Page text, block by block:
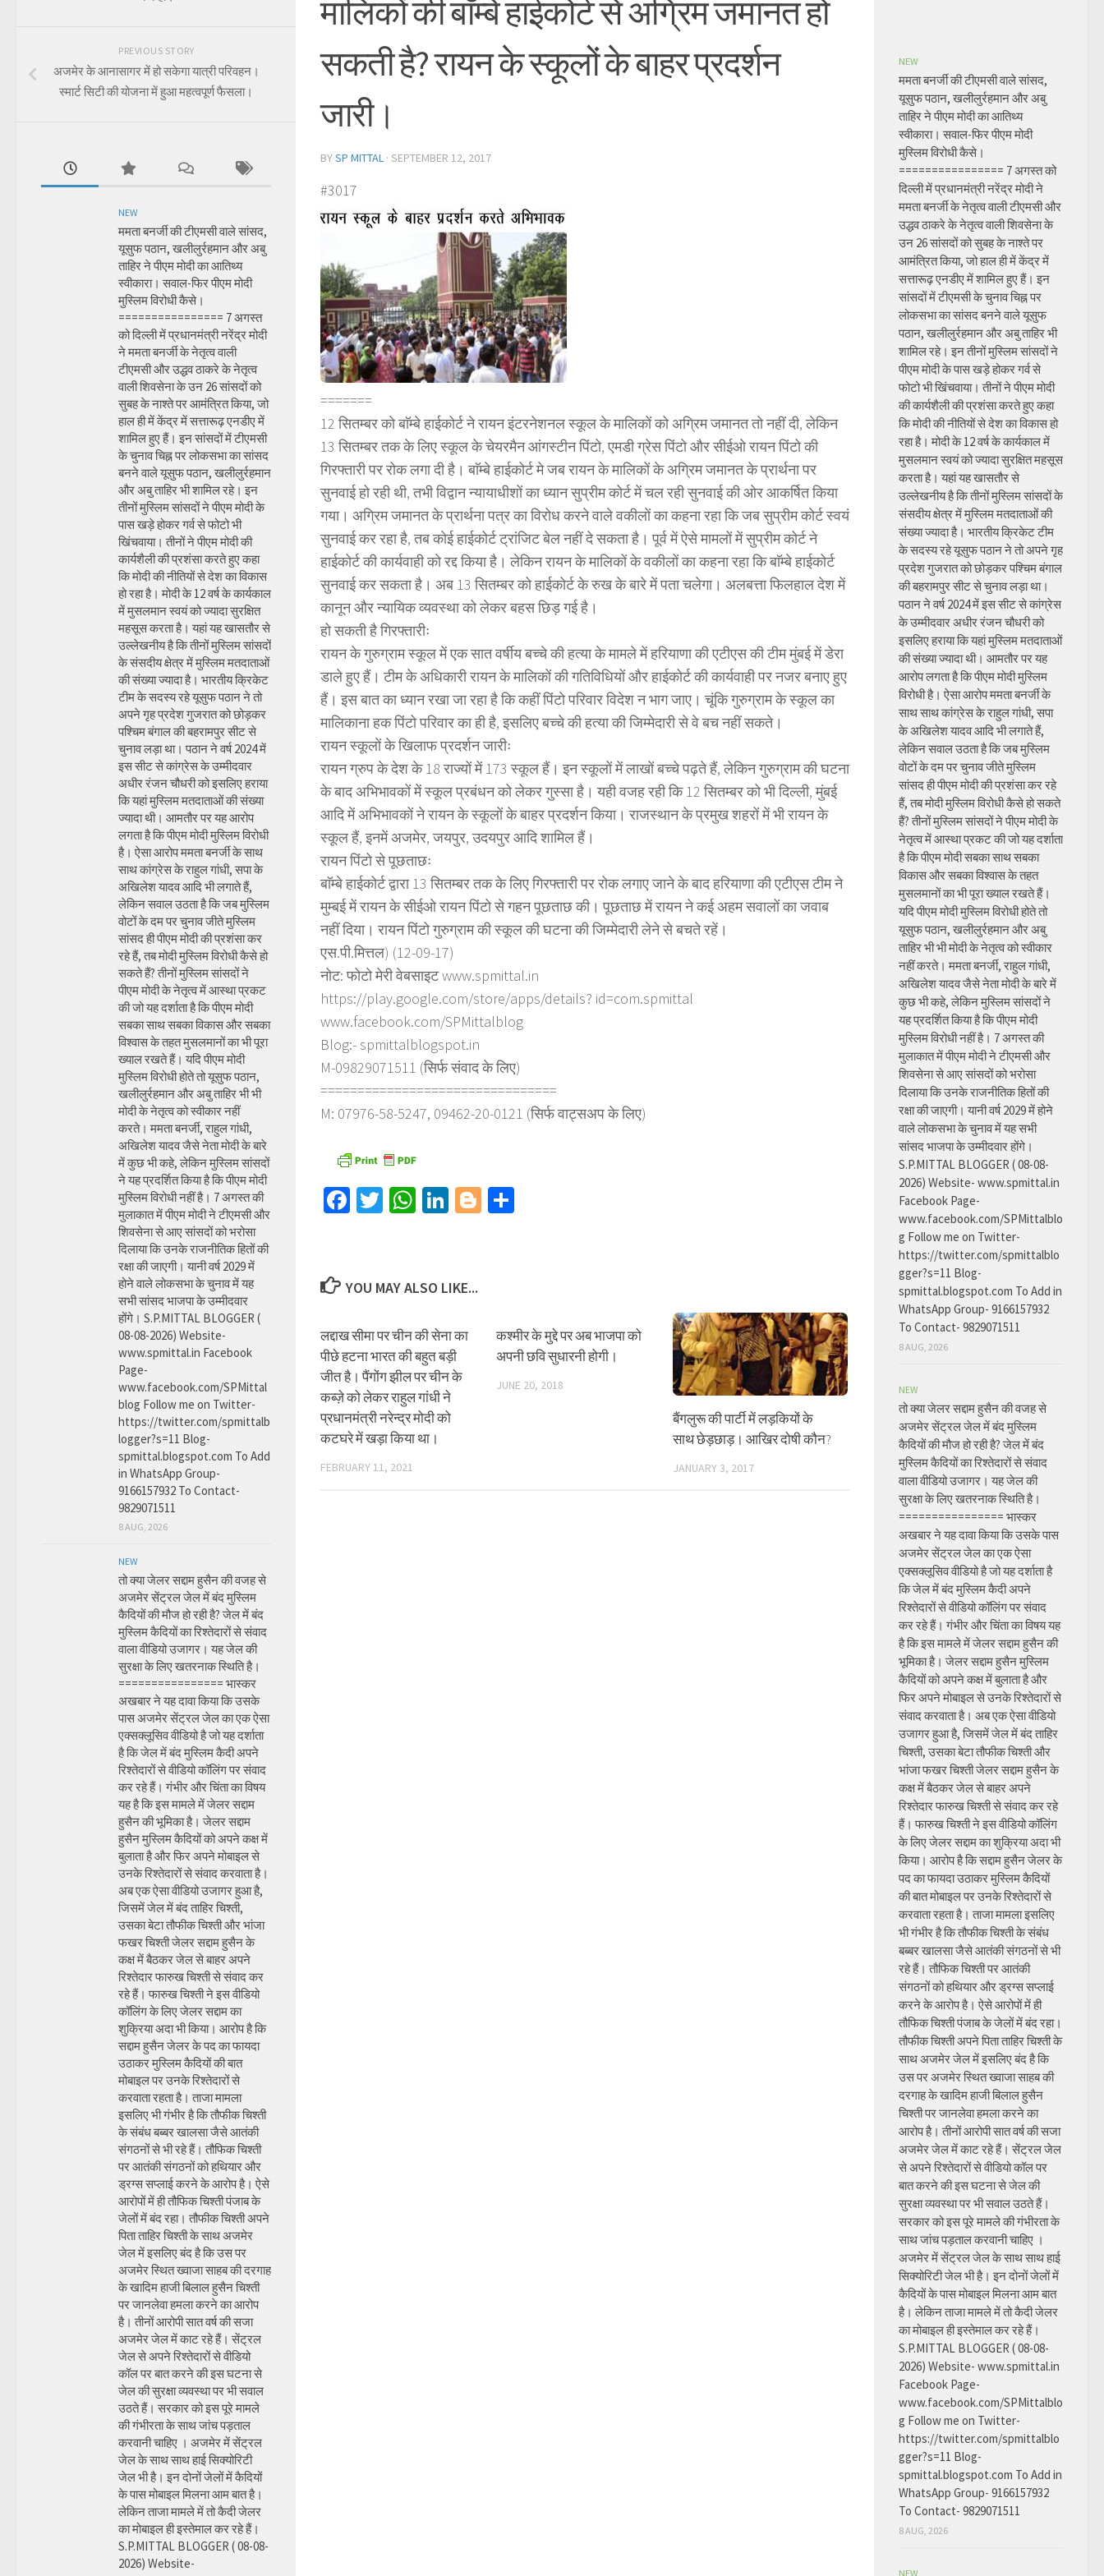
मालिकों की बाॅम्बे हाईकोर्ट से अग्रिम जमानत हो
सकती है? रायन के स्कूलों के बाहर प्रदर्शन
जारी।
BYSP MITTAL · SEPTEMBER 12, 2017
#3017
=======
12 सितम्बर को बाॅम्बे हाईकोर्ट ने रायन इंटरनेशनल स्कूल के मालिकों को अग्रिम जमानत तो नहीं दी, लेकिन
13 सितम्बर तक के लिए स्कूल के चेयरमैन आंगस्टीन पिंटो, एमडी ग्रेस पिंटो और सीईओ रायन पिंटो की
गिरफ्तारी पर रोक लगा दी है। बाॅम्बे हाईकोर्ट मे जब रायन के मालिकों के अग्रिम जमानत के प्रार्थना पर
सुनवाई हो रही थी, तभी विद्वान न्यायाधीशों का ध्यान सुप्रीम कोर्ट में चल रही सुनवाई की ओर आकर्षित किया
गया। अग्रिम जमानत के प्रार्थना पत्र का विरोध करने वाले वकीलों का कहना रहा कि जब सुप्रीम कोर्ट स्वयं
सुनवाई कर रहा है, तब कोई हाईकोर्ट ट्रांजिट बेल नहीं दे सकता है। पूर्व में ऐसे मामलों में सुप्रीम कोर्ट ने
हाईकोर्ट की कार्यवाही को रद्द किया है। लेकिन रायन के मालिकों के वकीलों का कहना रहा कि बाॅम्बे हाईकोर्ट
सुनवाई कर सकता है। अब 13 सितम्बर को हाईकोर्ट के रुख के बारे में पता चलेगा। अलबत्ता फिलहाल देश में
कानून और न्यायिक व्यवस्था को लेकर बहस छिड़ गई है।
हो सकती है गिरफ्तारीः
रायन के गुरुग्राम स्कूल में एक सात वर्षीय बच्चे की हत्या के मामले में हरियाणा की एटीएस की टीम मुंबई में डेरा
डाले हुए हैं। टीम के अधिकारी रायन के मालिकों की गतिविधियों और हाईकोर्ट की कार्यवाही पर नजर बनाए हुए
हैं। इस बात का ध्यान रखा जा रहा है कि कहीं पिंटो परिवार विदेश न भाग जाए। चूंकि गुरुग्राम के स्कूल का
मालिकाना हक पिंटो परिवार का ही है, इसलिए बच्चे की हत्या की जिम्मेदारी से वे बच नहीं सकते।
रायन स्कूलों के खिलाफ प्रदर्शन जारीः
रायन ग्रुप के देश के 18 राज्यों में 173 स्कूल हैं। इन स्कूलों में लाखों बच्चे पढ़ते हैं, लेकिन गुरुग्राम की घटना
के बाद अभिभावकों में स्कूल प्रबंधन को लेकर गुस्सा है। यही वजह रही कि 12 सितम्बर को भी दिल्ली, मुंबई
आदि में अभिभावकों ने रायन के स्कूलों के बाहर प्रदर्शन किया। राजस्थान के प्रमुख शहरों में भी रायन के
स्कूल हैं, इनमें अजमेर, जयपुर, उदयपुर आदि शामिल हैं।
रायन पिंटो से पूछताछः
बाॅम्बे हाईकोर्ट द्वारा 13 सितम्बर तक के लिए गिरफ्तारी पर रोक लगाए जाने के बाद हरियाणा की एटीएस टीम ने
मुम्बई में रायन के सीईओ रायन पिंटो से गहन पूछताछ की। पूछताछ में रायन ने कई अहम सवालों का जवाब
नहीं दिया। रायन पिंटो गुरुग्राम की स्कूल की घटना की जिम्मेदारी लेने से बचते रहें।
एस.पी.मित्तल) (12-09-17)
नोट: फोटो मेरी वेबसाइट www.spmittal.in
https://play.google.com/store/apps/details? id=com.spmittal
www.facebook.com/SPMittalblog
Blog:- spmittalblogspot.in
M-09829071511 (सिर्फ संवाद के लिए)
================================
M: 07976-58-5247, 09462-20-0121 (सिर्फ वाट्सअप के लिए)
Facebook
TwitterWhatsApp
LinkedIn
Blogger
YOU MAY ALSO LIKE...
लद्दाख सीमा पर चीन की सेना का
पीछे हटना भारत की बहुत बड़ी
जीत है। पैंगोंग झील पर चीन के
कब्ज़े को लेकर राहुल गांधी ने
प्रधानमंत्री नरेन्द्र मोदी को
कटघरे में खड़ा किया था।
FEBRUARY 11, 2021
कश्मीर के मुद्दे पर अब भाजपा को
अपनी छवि सुधारनी होगी।
JUNE 20, 2018
बैंगलुरू की पार्टी में लड़कियों के
साथ छेड़छाड़। आखिर दोषी कौन?
JANUARY 3, 2017
PREVIOUS STORY
अजमेर के आनासागर में हो सकेगा यात्री परिवहन।
स्मार्ट सिटी की योजना में हुआ महत्वपूर्ण फैसला।
NEW
ममता बनर्जी की टीएमसी वाले सांसद,
यूसुफ पठान, खलीलुर्रहमान और अबु
ताहिर ने पीएम मोदी का आतिथ्य
स्वीकारा। सवाल-फिर पीएम मोदी
मुस्लिम विरोधी कैसे।
================ 7 अगस्त
को दिल्ली में प्रधानमंत्री नरेंद्र मोदी
ने ममता बनर्जी के नेतृत्व वाली
टीएमसी और उद्धव ठाकरे के नेतृत्व
वाली शिवसेना के उन 26 सांसदों को
सुबह के नाश्ते पर आमंत्रित किया, जो
हाल ही में केंद्र में सत्तारूढ़ एनडीए में
शामिल हुए हैं। इन सांसदों में टीएमसी
के चुनाव चिह्न पर लोकसभा का सांसद
बनने वाले यूसुफ पठान, खलीलुर्रहमान
और अबु ताहिर भी शामिल रहे। इन
तीनों मुस्लिम सांसदों ने पीएम मोदी के
पास खड़े होकर गर्व से फोटो भी
खिंचवाया। तीनों ने पीएम मोदी की
कार्यशैली की प्रशंसा करते हुए कहा
कि मोदी की नीतियों से देश का विकास
हो रहा है। मोदी के 12 वर्ष के कार्यकाल
में मुसलमान स्वयं को ज्यादा सुरक्षित
महसूस करता है। यहां यह खासतौर से
उल्लेखनीय है कि तीनों मुस्लिम सांसदों
के संसदीय क्षेत्र में मुस्लिम मतदाताओं
की संख्या ज्यादा है। भारतीय क्रिकेट
टीम के सदस्य रहे यूसुफ पठान ने तो
अपने गृह प्रदेश गुजरात को छोड़कर
पश्चिम बंगाल की बहरामपुर सीट से
चुनाव लड़ा था। पठान ने वर्ष 2024 में
इस सीट से कांग्रेस के उम्मीदवार
अधीर रंजन चौधरी को इसलिए हराया
कि यहां मुस्लिम मतदाताओं की संख्या
ज्यादा थी। आमतौर पर यह आरोप
लगता है कि पीएम मोदी मुस्लिम विरोधी
है। ऐसा आरोप ममता बनर्जी के साथ
साथ कांग्रेस के राहुल गांधी, सपा के
अखिलेश यादव आदि भी लगाते हैं,
लेकिन सवाल उठता है कि जब मुस्लिम
वोटों के दम पर चुनाव जीते मुस्लिम
सांसद ही पीएम मोदी की प्रशंसा कर
रहे हैं, तब मोदी मुस्लिम विरोधी कैसे हो
सकते हैं? तीनों मुस्लिम सांसदों ने
पीएम मोदी के नेतृत्व में आस्था प्रकट
की जो यह दर्शाता है कि पीएम मोदी
सबका साथ सबका विकास और सबका
विश्वास के तहत मुसलमानों का भी पूरा
ख्याल रखते हैं। यदि पीएम मोदी
मुस्लिम विरोधी होते तो यूसुफ पठान,
खलीलुर्रहमान और अबु ताहिर भी भी
मोदी के नेतृत्व को स्वीकार नहीं
करते। ममता बनर्जी, राहुल गांधी,
अखिलेश यादव जैसे नेता मोदी के बारे
में कुछ भी कहे, लेकिन मुस्लिम सांसदों
ने यह प्रदर्शित किया है कि पीएम मोदी
मुस्लिम विरोधी नहीं है। 7 अगस्त की
मुलाकात में पीएम मोदी ने टीएमसी और
शिवसेना से आए सांसदों को भरोसा
दिलाया कि उनके राजनीतिक हितों की
रक्षा की जाएगी। यानी वर्ष 2029 में
होने वाले लोकसभा के चुनाव में यह
सभी सांसद भाजपा के उम्मीदवार
होंगे। S.P.MITTAL BLOGGER (
08-08-2026) Website-
www.spmittal.in Facebook
Page-
www.facebook.com/SPMittal
blog Follow me on Twitter-
https://twitter.com/spmittalb
logger?s=11 Blog-
spmittal.blogspot.com To Add
in WhatsApp Group-
9166157932 To Contact-
9829071511
8 AUG, 2026
NEW
तो क्या जेलर सद्दाम हुसैन की वजह से
अजमेर सेंट्रल जेल में बंद मुस्लिम
कैदियों की मौज हो रही है? जेल में बंद
मुस्लिम कैदियों का रिश्तेदारों से संवाद
वाला वीडियो उजागर। यह जेल की
सुरक्षा के लिए खतरनाक स्थिति है।
================ भास्कर
अखबार ने यह दावा किया कि उसके
पास अजमेर सेंट्रल जेल का एक ऐसा
एक्सक्लूसिव वीडियो है जो यह दर्शाता
है कि जेल में बंद मुस्लिम कैदी अपने
रिश्तेदारों से वीडियो कॉलिंग पर संवाद
कर रहे हैं। गंभीर और चिंता का विषय
यह है कि इस मामले में जेलर सद्दाम
हुसैन की भूमिका है। जेलर सद्दाम
हुसैन मुस्लिम कैदियों को अपने कक्ष में
बुलाता है और फिर अपने मोबाइल से
उनके रिश्तेदारों से संवाद करवाता है।
अब एक ऐसा वीडियो उजागर हुआ है,
जिसमें जेल में बंद ताहिर चिश्ती,
उसका बेटा तौफीक चिश्ती और भांजा
फखर चिश्ती जेलर सद्दाम हुसैन के
कक्ष में बैठकर जेल से बाहर अपने
रिश्तेदार फारुख चिश्ती से संवाद कर
रहे हैं। फारुख चिश्ती ने इस वीडियो
कॉलिंग के लिए जेलर सद्दाम का
शुक्रिया अदा भी किया। आरोप है कि
सद्दाम हुसैन जेलर के पद का फायदा
उठाकर मुस्लिम कैदियों की बात
मोबाइल पर उनके रिश्तेदारों से
करवाता रहता है। ताजा मामला
इसलिए भी गंभीर है कि तौफीक चिश्ती
के संबंध बब्बर खालसा जैसे आतंकी
संगठनों से भी रहे हैं। तौफिक चिश्ती
पर आतंकी संगठनों को हथियार और
ड्रग्स सप्लाई करने के आरोप है। ऐसे
आरोपों में ही तौफिक चिश्ती पंजाब के
जेलों में बंद रहा। तौफीक चिश्ती अपने
पिता ताहिर चिश्ती के साथ अजमेर
जेल में इसलिए बंद है कि उस पर
अजमेर स्थित ख्वाजा साहब की दरगाह
के खादिम हाजी बिलाल हुसैन चिश्ती
पर जानलेवा हमला करने का आरोप
है। तीनों आरोपी सात वर्ष की सजा
अजमेर जेल में काट रहे हैं। सेंट्रल
जेल से अपने रिश्तेदारों से वीडियो
कॉल पर बात करने की इस घटना से
जेल की सुरक्षा व्यवस्था पर भी सवाल
उठते हैं। सरकार को इस पूरे मामले
की गंभीरता के साथ जांच पड़ताल
करवानी चाहिए । अजमेर में सेंट्रल
जेल के साथ साथ हाई सिक्योरिटी
जेल भी है। इन दोनों जेलों में कैदियों
के पास मोबाइल मिलना आम बात है।
लेकिन ताजा मामले में तो कैदी जेलर
का मोबाइल ही इस्तेमाल कर रहे हैं।
S.P.MITTAL BLOGGER ( 08-08-
2026) Website-
NEW
ममता बनर्जी की टीएमसी वाले सांसद,
यूसुफ पठान, खलीलुर्रहमान और अबु
ताहिर ने पीएम मोदी का आतिथ्य
स्वीकारा। सवाल-फिर पीएम मोदी
मुस्लिम विरोधी कैसे।
================ 7 अगस्त को
दिल्ली में प्रधानमंत्री नरेंद्र मोदी ने
ममता बनर्जी के नेतृत्व वाली टीएमसी और
उद्धव ठाकरे के नेतृत्व वाली शिवसेना के
उन 26 सांसदों को सुबह के नाश्ते पर
आमंत्रित किया, जो हाल ही में केंद्र में
सत्तारूढ़ एनडीए में शामिल हुए हैं। इन
सांसदों में टीएमसी के चुनाव चिह्न पर
लोकसभा का सांसद बनने वाले यूसुफ
पठान, खलीलुर्रहमान और अबु ताहिर भी
शामिल रहे। इन तीनों मुस्लिम सांसदों ने
पीएम मोदी के पास खड़े होकर गर्व से
फोटो भी खिंचवाया। तीनों ने पीएम मोदी
की कार्यशैली की प्रशंसा करते हुए कहा
कि मोदी की नीतियों से देश का विकास हो
रहा है। मोदी के 12 वर्ष के कार्यकाल में
मुसलमान स्वयं को ज्यादा सुरक्षित महसूस
करता है। यहां यह खासतौर से
उल्लेखनीय है कि तीनों मुस्लिम सांसदों के
संसदीय क्षेत्र में मुस्लिम मतदाताओं की
संख्या ज्यादा है। भारतीय क्रिकेट टीम
के सदस्य रहे यूसुफ पठान ने तो अपने गृह
प्रदेश गुजरात को छोड़कर पश्चिम बंगाल
की बहरामपुर सीट से चुनाव लड़ा था।
पठान ने वर्ष 2024 में इस सीट से कांग्रेस
के उम्मीदवार अधीर रंजन चौधरी को
इसलिए हराया कि यहां मुस्लिम मतदाताओं
की संख्या ज्यादा थी। आमतौर पर यह
आरोप लगता है कि पीएम मोदी मुस्लिम
विरोधी है। ऐसा आरोप ममता बनर्जी के
साथ साथ कांग्रेस के राहुल गांधी, सपा
के अखिलेश यादव आदि भी लगाते हैं,
लेकिन सवाल उठता है कि जब मुस्लिम
वोटों के दम पर चुनाव जीते मुस्लिम
सांसद ही पीएम मोदी की प्रशंसा कर रहे
हैं, तब मोदी मुस्लिम विरोधी कैसे हो सकते
हैं? तीनों मुस्लिम सांसदों ने पीएम मोदी के
नेतृत्व में आस्था प्रकट की जो यह दर्शाता
है कि पीएम मोदी सबका साथ सबका
विकास और सबका विश्वास के तहत
मुसलमानों का भी पूरा ख्याल रखते हैं।
यदि पीएम मोदी मुस्लिम विरोधी होते तो
यूसुफ पठान, खलीलुर्रहमान और अबु
ताहिर भी भी मोदी के नेतृत्व को स्वीकार
नहीं करते। ममता बनर्जी, राहुल गांधी,
अखिलेश यादव जैसे नेता मोदी के बारे में
कुछ भी कहे, लेकिन मुस्लिम सांसदों ने
यह प्रदर्शित किया है कि पीएम मोदी
मुस्लिम विरोधी नहीं है। 7 अगस्त की
मुलाकात में पीएम मोदी ने टीएमसी और
शिवसेना से आए सांसदों को भरोसा
दिलाया कि उनके राजनीतिक हितों की
रक्षा की जाएगी। यानी वर्ष 2029 में होने
वाले लोकसभा के चुनाव में यह सभी
सांसद भाजपा के उम्मीदवार होंगे।
S.P.MITTAL BLOGGER ( 08-08-
2026) Website- www.spmittal.in
Facebook Page-
www.facebook.com/SPMittalblo
g Follow me on Twitter-
https://twitter.com/spmittalblo
gger?s=11 Blog-
spmittal.blogspot.com To Add in
WhatsApp Group- 9166157932
To Contact- 9829071511
8 AUG, 2026
NEW
तो क्या जेलर सद्दाम हुसैन की वजह से
अजमेर सेंट्रल जेल में बंद मुस्लिम
कैदियों की मौज हो रही है? जेल में बंद
मुस्लिम कैदियों का रिश्तेदारों से संवाद
वाला वीडियो उजागर। यह जेल की
सुरक्षा के लिए खतरनाक स्थिति है।
================ भास्कर
अखबार ने यह दावा किया कि उसके पास
अजमेर सेंट्रल जेल का एक ऐसा
एक्सक्लूसिव वीडियो है जो यह दर्शाता है
कि जेल में बंद मुस्लिम कैदी अपने
रिश्तेदारों से वीडियो कॉलिंग पर संवाद
कर रहे हैं। गंभीर और चिंता का विषय यह
है कि इस मामले में जेलर सद्दाम हुसैन की
भूमिका है। जेलर सद्दाम हुसैन मुस्लिम
कैदियों को अपने कक्ष में बुलाता है और
फिर अपने मोबाइल से उनके रिश्तेदारों से
संवाद करवाता है। अब एक ऐसा वीडियो
उजागर हुआ है, जिसमें जेल में बंद ताहिर
चिश्ती, उसका बेटा तौफीक चिश्ती और
भांजा फखर चिश्ती जेलर सद्दाम हुसैन के
कक्ष में बैठकर जेल से बाहर अपने
रिश्तेदार फारुख चिश्ती से संवाद कर रहे
हैं। फारुख चिश्ती ने इस वीडियो कॉलिंग
के लिए जेलर सद्दाम का शुक्रिया अदा भी
किया। आरोप है कि सद्दाम हुसैन जेलर के
पद का फायदा उठाकर मुस्लिम कैदियों
की बात मोबाइल पर उनके रिश्तेदारों से
करवाता रहता है। ताजा मामला इसलिए
भी गंभीर है कि तौफीक चिश्ती के संबंध
बब्बर खालसा जैसे आतंकी संगठनों से भी
रहे हैं। तौफिक चिश्ती पर आतंकी
संगठनों को हथियार और ड्रग्स सप्लाई
करने के आरोप है। ऐसे आरोपों में ही
तौफिक चिश्ती पंजाब के जेलों में बंद रहा।
तौफीक चिश्ती अपने पिता ताहिर चिश्ती के
साथ अजमेर जेल में इसलिए बंद है कि
उस पर अजमेर स्थित ख्वाजा साहब की
दरगाह के खादिम हाजी बिलाल हुसैन
चिश्ती पर जानलेवा हमला करने का
आरोप है। तीनों आरोपी सात वर्ष की सजा
अजमेर जेल में काट रहे हैं। सेंट्रल जेल
से अपने रिश्तेदारों से वीडियो कॉल पर
बात करने की इस घटना से जेल की
सुरक्षा व्यवस्था पर भी सवाल उठते हैं।
सरकार को इस पूरे मामले की गंभीरता के
साथ जांच पड़ताल करवानी चाहिए ।
अजमेर में सेंट्रल जेल के साथ साथ हाई
सिक्योरिटी जेल भी है। इन दोनों जेलों में
कैदियों के पास मोबाइल मिलना आम बात
है। लेकिन ताजा मामले में तो कैदी जेलर
का मोबाइल ही इस्तेमाल कर रहे हैं।
S.P.MITTAL BLOGGER ( 08-08-
2026) Website- www.spmittal.in
Facebook Page-
www.facebook.com/SPMittalblo
g Follow me on Twitter-
https://twitter.com/spmittalblo
gger?s=11 Blog-
spmittal.blogspot.com To Add in
WhatsApp Group- 9166157932
To Contact- 9829071511
8 AUG, 2026
NEW